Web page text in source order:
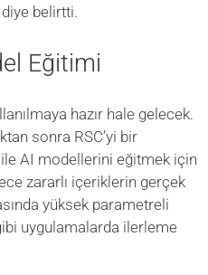
diye belirtti.
Eğitimi
hazır hale gelecek.
sonra RSC’yi bir
AI modellerini eğitmek için
zararlı içeriklerin gerçek
yüksek parametreli
uygulamalarda ilerleme